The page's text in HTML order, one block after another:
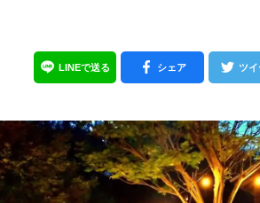
LINEで送る シェア ツイ